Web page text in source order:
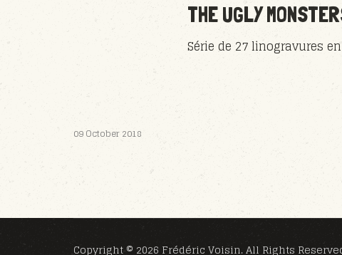
THE UGLY
Série de 27 linogravures
09 October 2018
Copyright © 2026 Frédéric Voisin. All Rights